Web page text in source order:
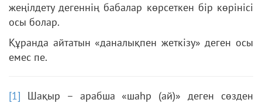
жеңілдету дегеннің бабалар көрсеткен бір көрінісі
осы болар.
Құранда айтатын «даналықпен жеткізу» деген осы
емес пе.
[1] Шақыр – арабша «шаһр (ай)» деген сөзден